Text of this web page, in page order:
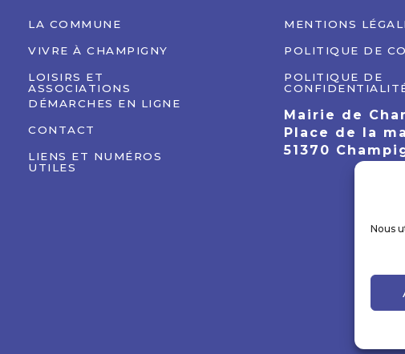
Nous
LA COMMUNE
VIVRE À CHAMPIGNY
LOISIRS ET
ASSOCIATIONS
DÉMARCHES EN LIGNE
CONTACT
LIENS ET NUMÉROS
UTILES
MENTIONS
POLITIQUE DE
POLITIQUE DE
Mairie de
Place de la
51370